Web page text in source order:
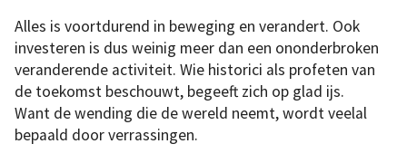
Alles is voortdurend in beweging en verandert. Ook
investeren is dus weinig meer dan een ononderbroken
veranderende activiteit. Wie historici als profeten van
de toekomst beschouwt, begeeft zich op glad ijs.
Want de wending die de wereld neemt, wordt veelal
bepaald door verrassingen.